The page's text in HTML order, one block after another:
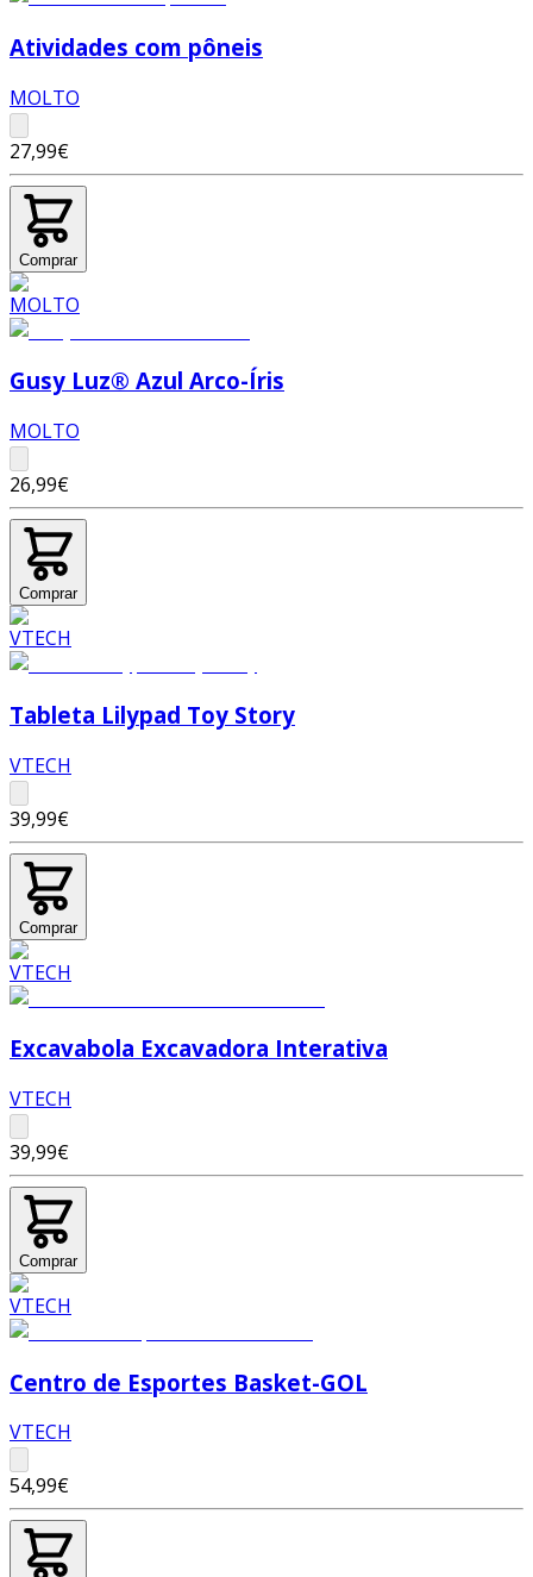
Atividades com pôneis
MOLTO
27,99€
Comprar
Gusy Luz® Azul Arco-Íris
MOLTO
26,99€
Comprar
Tableta Lilypad Toy Story
VTECH
39,99€
Comprar
Excavabola Excavadora Interativa
VTECH
39,99€
Comprar
Centro de Esportes Basket-GOL
VTECH
54,99€